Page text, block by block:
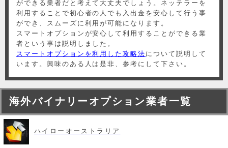
ができる業者だと考えて大丈夫でしょう。ネッテラーを
利用することで初心者の人でも入出金を安心して行う事
ができ、スムーズに利用が可能になります。
スマートオプションが安心して利用することができる業
者という事は説明しました。
スマートオプションを利用した攻略法 について説明して
います。興味のある人は是非、参考にして下さい。
海外バイナリーオプション業者一覧
ハイローオーストラリア